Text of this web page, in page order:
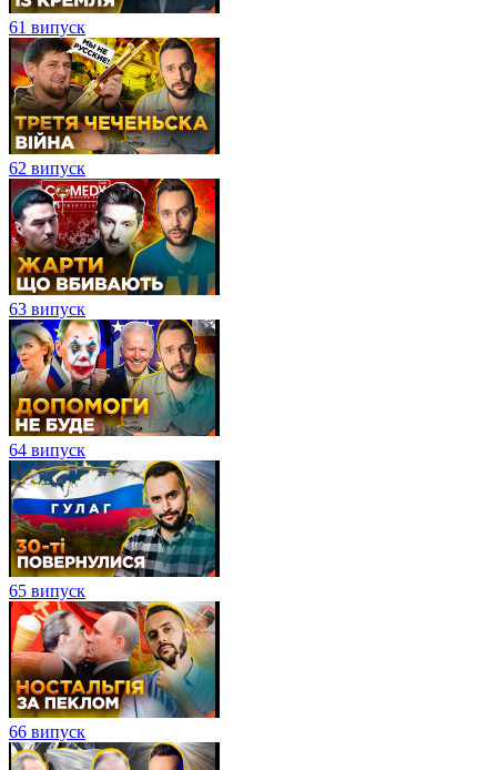
61 випуск
62 випуск
63 випуск
64 випуск
65 випуск
66 випуск